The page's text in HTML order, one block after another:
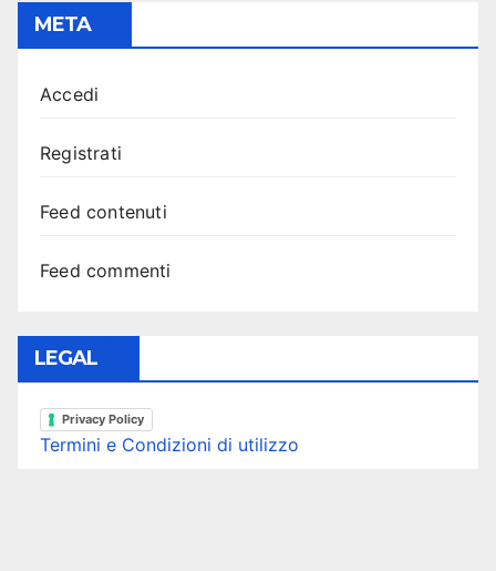
META
Accedi
Registrati
Feed contenuti
Feed commenti
LEGAL
Privacy Policy
Termini e Condizioni di utilizzo